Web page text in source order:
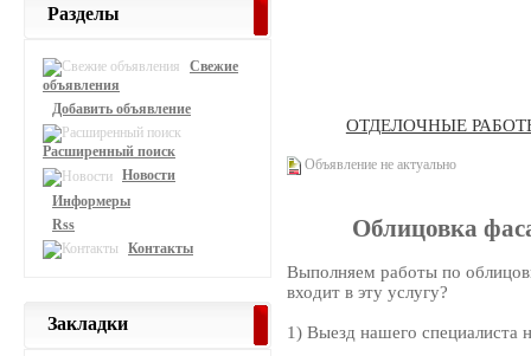
ОТДЕЛОЧНЫЕ
Объявление не актуально
Облицовка
Выполняем работы по
входит в эту услугу?
1) Выезд нашего специалиста
Разделы
Свежие
объявления
Добавить объявление
Расширенный поиск
Новости
Информеры
Rss
Контакты
Закладки